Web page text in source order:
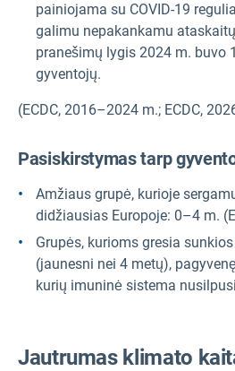
painiojama su COVID-19
galimu nepakankamu
pranešimų lygis 2024 m. buvo
gyventojų.
(ECDC, 2016–2024 m.; ECDC,
Pasiskirstymas tarp
Amžiaus grupė, kurioje
didžiausias Europoje: 0–4 m.
Grupės, kurioms gresia
(jaunesni nei 4 metų),
kurių imuninė sistema
Jautrumas klimato